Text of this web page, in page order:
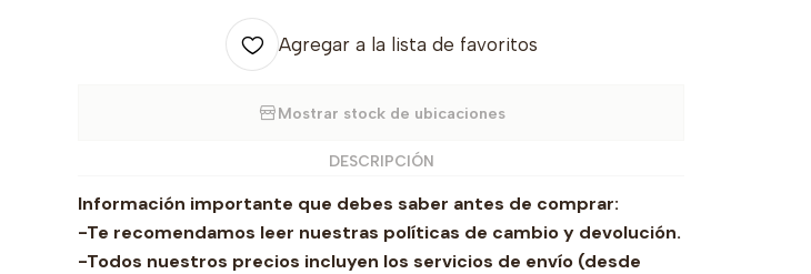
Agregar a la lista de favoritos
Mostrar stock de ubicaciones
DESCRIPCIÓN
Información importante que debes saber antes de comprar:
-Te recomendamos leer nuestras políticas de cambio y devolución.
-Todos nuestros precios incluyen los servicios de envío (desde